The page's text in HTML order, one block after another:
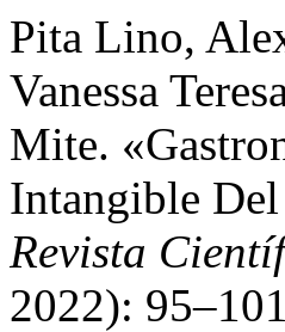
Pita Lino,
Vanessa
Mite.
Intangible
Revista
2022):